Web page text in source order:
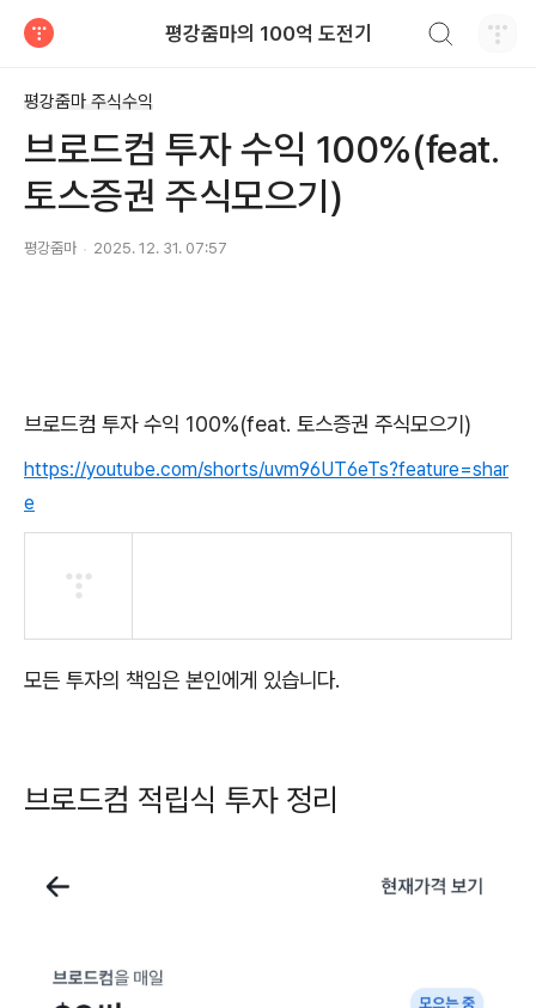
평강줌마의 100억 도전기
평강줌마 주식수익
브로드컴 투자 수익 100%(feat.
토스증권 주식모으기)
평강줌마 2025. 12. 31. 07:57
브로드컴 투자 수익 100%(feat. 토스증권 주식모으기)
https://youtube.com/shorts/uvm96UT6eTs?feature=shar
e
모든 투자의 책임은 본인에게 있습니다.
브로드컴 적립식 투자 정리